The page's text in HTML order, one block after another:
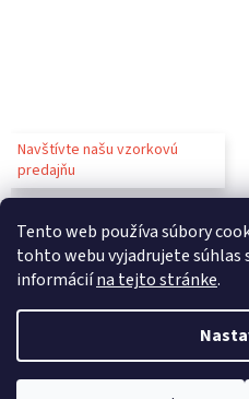
Tento web používa súbory
tohto webu vyjadrujete súhlas
informáciína tejto stránke.
Navštívte našu vzorkovú
predajňu
Copyright 2026Gastroparty.